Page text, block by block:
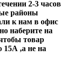
2-3 часов
районы
к нам в офис
наберите на
товар
15А ,а не на